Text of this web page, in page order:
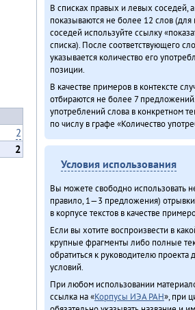
2
2
В списках правых и левых соседей,
показываются не более 12 слов (для
соседей используйте ссылку
списка). После соответствующего
указывается количество его
позиции.
В качестве примеров в контексте
отбираются не более 7
употреблений слова в конкретном
по числу в графе «Количество
Условия использования
Вы можете свободно использовать
правило, 1—3 предложения)
в корпусе текстов в качестве
Если вы хотите воспроизвести в
крупные фрагменты либо полные
обратиться к руководителю проекта
условий.
При любом использовании
ссылка на «Корпусы ИЭА РАН», при